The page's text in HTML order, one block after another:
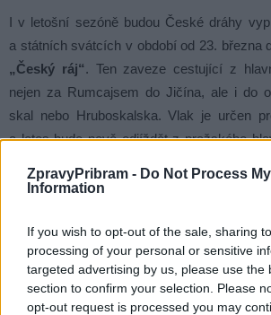
ZpravyPribram - Do Not Process
Information
If you wish to opt-out of the sale, sharing
processing of your personal or sensitive
targeted advertising by us, please use the
section to confirm your selection. Please
opt-out request is processed you may
I v letošní sezóně budou České dráhy
a státních svátcích v období od 23. března
„Český ráj“. Ten zaveze cestující z
nejen za Rumcajsem do Jičína, ale i do
skal nebo Hruboskalska. Vlak je určen
a letos bude nově odjíždět z pražského
období sveze výletníky a cykloturisty
v Březnici a Blatné. Vlak bude odjíždět z
V letošním roce budou opět vypravovány
od 27. 4. do 29. 9. mezi Březnicí
Třemšínem.Ve stanici Březnice bude